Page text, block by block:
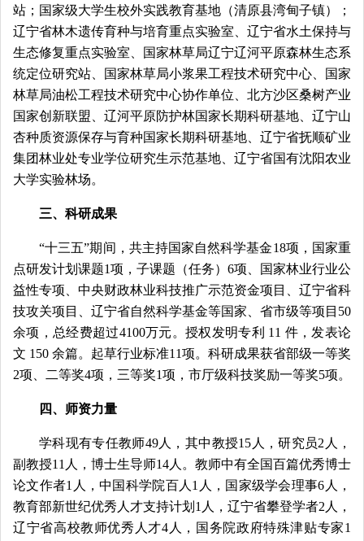
站；国家级大学生校外实践教育基地（清原县湾甸子镇）；
辽宁省林木遗传育种与培育重点实验室、辽宁省水土保持与
生态修复重点实验室、国家林草局辽宁辽河平原森林生态系
统定位研究站、国家林草局小浆果工程技术研究中心、国家
林草局油松工程技术研究中心协作单位、北方沙区桑树产业
国家创新联盟、辽河平原防护林国家长期科研基地、辽宁山
杏种质资源保存与育种国家长期科研基地、辽宁省抚顺矿业
集团林业处专业学位研究生示范基地、辽宁省国有沈阳农业
大学实验林场。
三、科研成果
“十三五”期间，共主持国家自然科学基金18项，国家重
点研发计划课题1项，子课题（任务）6项、国家林业行业公
益性专项、中央财政林业科技推广示范资金项目、辽宁省科
技攻关项目、辽宁省自然科学基金等国家、省市级等项目50
余项，总经费超过4100万元。授权发明专利 11 件，发表论
文 150 余篇。起草行业标准11项。科研成果获省部级一等奖
2项、二等奖4项，三等奖1项，市厅级科技奖励一等奖5项。
四、师资力量
学科现有专任教师49人，其中教授15人，研究员2人，
副教授11人，博士生导师14人。教师中有全国百篇优秀博士
论文作者1人，中国科学院百人1人，国家级学会理事6人，
教育部新世纪优秀人才支持计划1人，辽宁省攀登学者2人，
辽宁省高校教师优秀人才4人，国务院政府特殊津贴专家1